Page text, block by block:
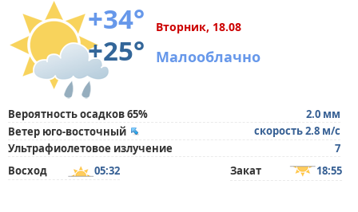
+34°
+25°
Вторник, 18.08
Малооблачно
Вероятность осадков 65%
2.0 мм
Ветер юго-восточный
скорость 2.8 м/с
Ультрафиолетовое излучение
7
Восход
05:32 Закат 18:55